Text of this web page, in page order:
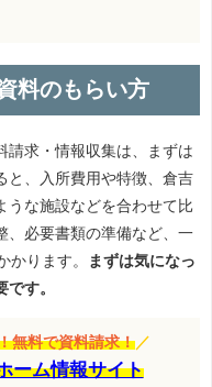
料のもらい方
請求・情報収集は、まずは
と、入所費用や特徴、倉吉
うな施設などを合わせて比
、必要書類の準備など、一
かります。
まずは気になっ
す。
無料で資料請求！ ／
ーム情報サイト